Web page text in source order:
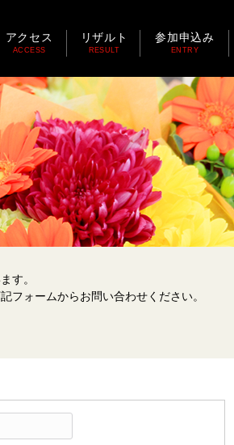
アクセス
ACCESS
リザルト
RESULT
参加申込み
ENTRY
す。
フォームからお問い合わせください。